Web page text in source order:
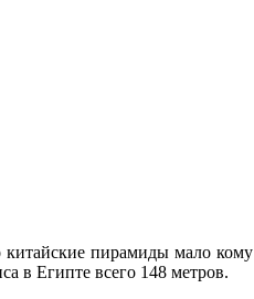
пирамиды мало
в Египте всего 148 метров.